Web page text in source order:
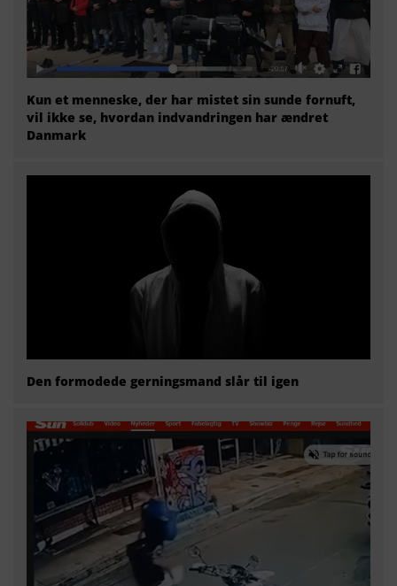
Kun et menneske, der har mistet sin sunde fornuft,
vil ikke se, hvordan indvandringen har ændret
Danmark
Den formodede gerningsmand slår til igen